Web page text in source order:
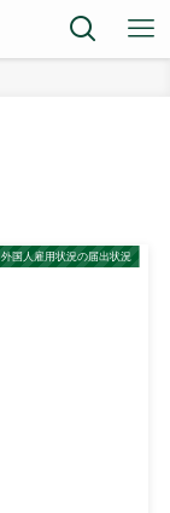
外国人雇用状況の届出状況